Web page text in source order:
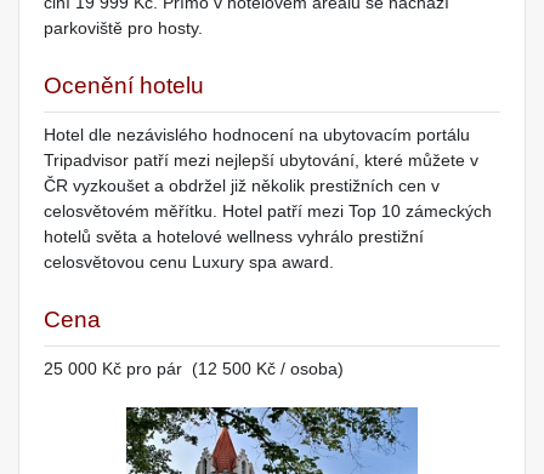
parkoviště pro hosty.
Ocenění hotelu
Hotel dle nezávislého hodnocení na ubytovacím portálu
Tripadvisor patří mezi nejlepší ubytování, které můžete v
ČR vyzkoušet a obdržel již několik prestižních cen v
celosvětovém měřítku. Hotel patří mezi Top 10 zámeckých
hotelů světa a hotelové wellness vyhrálo prestižní
celosvětovou cenu Luxury spa award.
Cena
25 000 Kč pro pár (12 500 Kč / osoba)